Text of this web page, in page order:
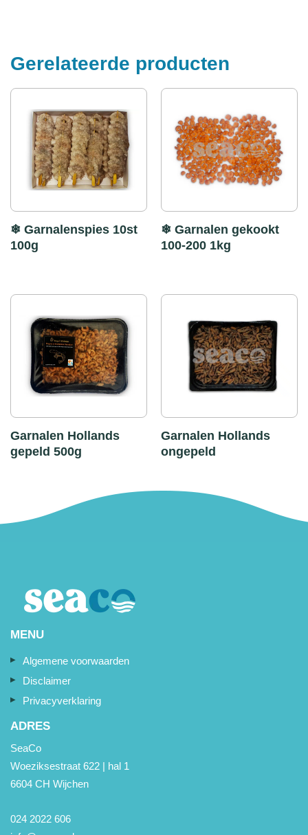
Gerelateerde producten
❄ Garnalenspies 10st
100g
❄ Garnalen gekookt
100-200 1kg
Garnalen Hollands
gepeld 500g
Garnalen Hollands
ongepeld
MENU
Algemene voorwaarden
Disclaimer
Privacyverklaring
ADRES
SeaCo
Woeziksestraat 622 | hal 1
6604 CH Wijchen
024 2022 606